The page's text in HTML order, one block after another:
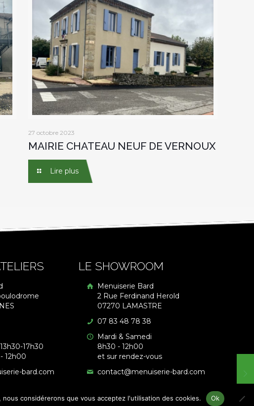
27 octobre 2023
MAIRIE CHATEAU NEUF DE VERNOUX
Lire plus
17h30
12h00
bard.com
LE SHOWROOM
Menuiserie Bard
2 Rue Ferdinand Herold
07270 LAMASTRE
07 83 48 78 38
Mardi & Samedi
8h30 - 12h00
et sur rendez-vous
contact@menuiserie-bard.com
considérerons que vous acceptez l'utilisation des cookies. Ok